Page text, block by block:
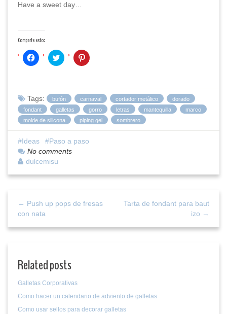
Have a sweet day…
Comparte esto:
Haz
clic
Facebook
(Se
abre
en
una
ventana
nueva)
Haz
clic
Twitter
(Se
abre
en
una
ventana
nueva)
Haz
clic
Pinterest
(Se
abre
en
una
ventana
nueva)
Tags: bufón carnaval cortador metálico
dorado
fondant
galletas gorro letras mantequilla
marco
molde de silicona
piping gel sombrero
Ideas
Paso a paso
No comments
dulcemisu
← Push up pops de fresas
con nata
Tarta de fondant para baut
izo →
Related posts
Galletas Corporativas
Como hacer un calendario de adviento de galletas
Como usar sellos para decorar galletas